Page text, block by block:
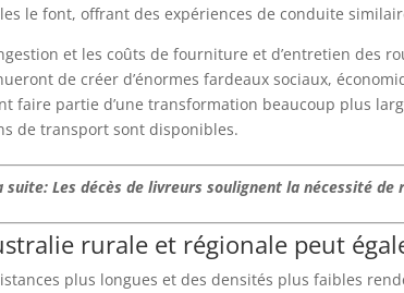
le font, offrant des expériences de conduite
et les coûts de fourniture et d’entretien des
de créer d’énormes fardeaux sociaux,
faire partie d’une transformation beaucoup plus
de transport sont disponibles.
suite: Les décès de livreurs soulignent la nécessité de
rurale et régionale peut
plus longues et des densités plus faibles